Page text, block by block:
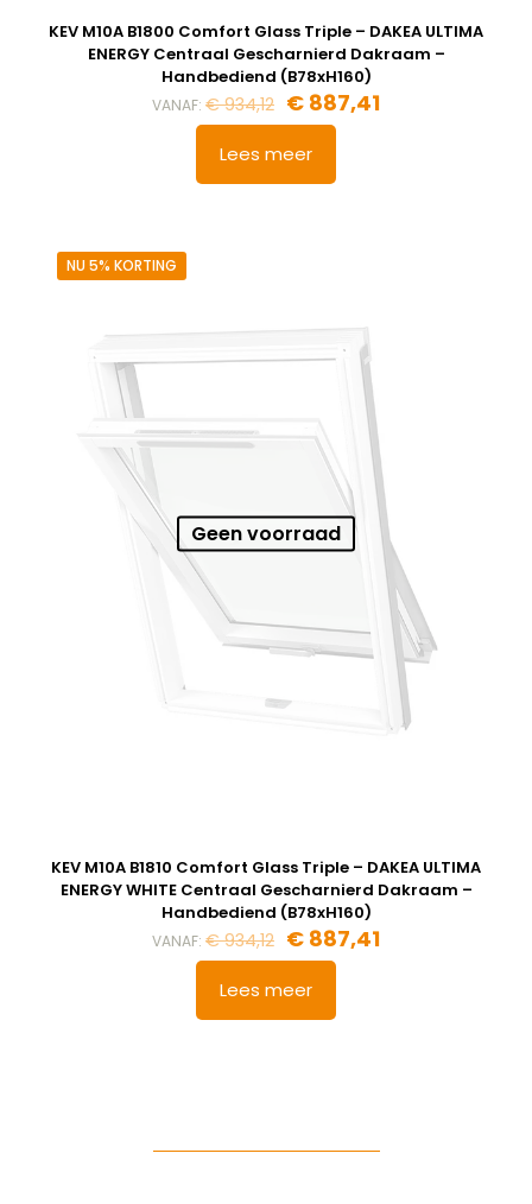
KEV M10A B1800 Comfort Glass Triple – DAKEA ULTIMA
ENERGY Centraal Gescharnierd Dakraam –
Handbediend (B78xH160)
VANAF: €934,12 € 887,41
Lees meer
NU 5% KORTING
Geen voorraad
KEV M10A B1810 Comfort Glass Triple – DAKEA ULTIMA
ENERGY WHITE Centraal Gescharnierd Dakraam –
Handbediend (B78xH160)
VANAF: €934,12 € 887,41
Lees meer